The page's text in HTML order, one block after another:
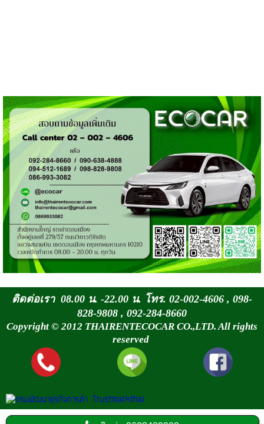
ติดต่อเรา 08.00 น. -22.00 น. โทร. 02-002-4606 , 098-
828-9808 , 092-284-8660
Copyright © 2012 THAIRENTECOCAR CO.,LTD. All rights
reserved